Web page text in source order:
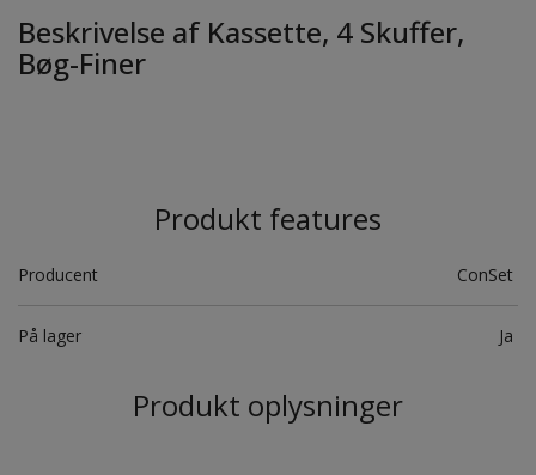
Beskrivelse af Kassette, 4 Skuffer,
Bøg-Finer
Produkt features
Producent ConSet
På lager Ja
Produkt oplysninger